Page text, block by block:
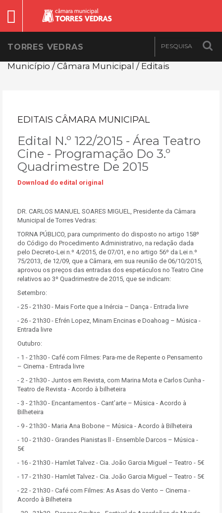
TORRES VEDRAS
Município / Câmara Municipal / Editais
EDITAIS CÂMARA MUNICIPAL
Edital N.º 122/2015 - Área Teatro
Cine - Programação Do 3.º
Quadrimestre De 2015
Download do edital original
DR. CARLOS MANUEL SOARES MIGUEL, Presidente da Câmara
Municipal de Torres Vedras:
TORNA PÚBLICO, para cumprimento do disposto no artigo 158º
do Código do Procedimento Administrativo, na redação dada
pelo Decreto-Lei n.º 4/2015, de 07/01, e no artigo 56º da Lei n.º
75/2013, de 12/09, que a Câmara, em sua reunião de 06/10/2015,
aprovou os preços das entradas dos espetáculos no Teatro Cine
relativos ao 3º Quadrimestre de 2015, que se indicam:
Setembro:
- 25 - 21h30 - Mais Forte que a Inércia – Dança - Entrada livre
- 26 - 21h30 - Efrén Lopez, Minam Encinas e Doahoag – Música -
Entrada livre
Outubro:
- 1 - 21h30 - Café com Filmes: Para-me de Repente o Pensamento
– Cinema - Entrada livre
- 2 - 21h30 - Juntos em Revista, com Marina Mota e Carlos Cunha -
Teatro de Revista - Acordo à bilheteira
- 3 - 21h30 - Encantamentos - Cant’arte – Música - Acordo à
Bilheteira
- 9 - 21h30 - Maria Ana Bobone – Música - Acordo à Bilheteira
- 10 - 21h30 - Grandes Pianistas ll - Ensemble Darcos – Música -
5€
- 16 - 21h30 - Hamlet Talvez - Cia. João Garcia Miguel – Teatro - 5€
- 17 - 21h30 - Hamlet Talvez - Cia. João Garcia Miguel – Teatro - 5€
- 22 - 21h30 - Café com Filmes: As Asas do Vento – Cinema -
Acordo à Bilheteira